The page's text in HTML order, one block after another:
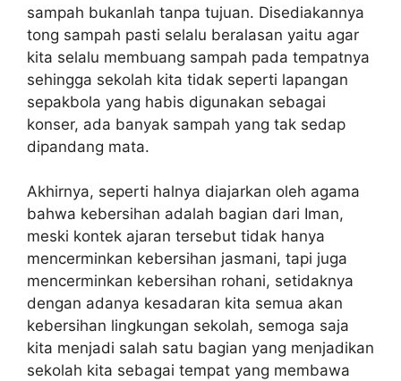
sampah bukanlah tanpa tujuan. Disediakannya
tong sampah pasti selalu beralasan yaitu agar
kita selalu membuang sampah pada tempatnya
sehingga sekolah kita tidak seperti lapangan
sepakbola yang habis digunakan sebagai
konser, ada banyak sampah yang tak sedap
dipandang mata.
Akhirnya, seperti halnya diajarkan oleh agama
bahwa kebersihan adalah bagian dari Iman,
meski kontek ajaran tersebut tidak hanya
mencerminkan kebersihan jasmani, tapi juga
mencerminkan kebersihan rohani, setidaknya
dengan adanya kesadaran kita semua akan
kebersihan lingkungan sekolah, semoga saja
kita menjadi salah satu bagian yang menjadikan
sekolah kita sebagai tempat yang membawa